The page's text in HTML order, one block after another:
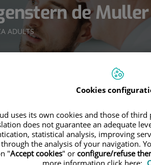
de Muller
ADULTS
Cookies
uses its own cookies and those of
does not guarantee an adequate
statistical analysis, improving
the analysis of your navigation.
"Accept cookies" or configure/refuse
more information click here: